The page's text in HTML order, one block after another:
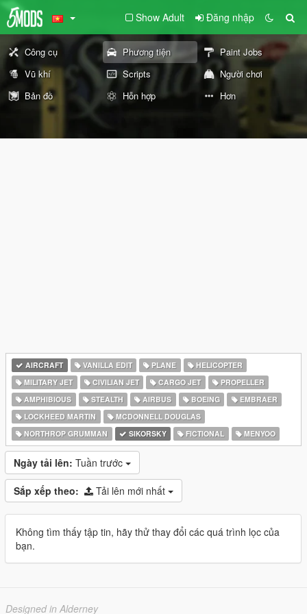
Show Adult Đăng nhập
Công cụ Phương tiện
Paint Jobs
Vũ khí
Scripts
Người chơi
Bản đồ
Hỗn hợp Hơn
AIRCRAFT VANILLA EDIT PLANE
HELICOPTER
MILITARY JET
CIVILIAN JET CARGO JET
PROPELLER
AMPHIBIOUS
STEALTH AIRBUS BOEING
EMBRAER
LOCKHEED MARTIN
MCDONNELL DOUGLAS
NORTHROP GRUMMAN
SIKORSKY FICTIONAL MENYOO
Ngày tải lên: Tuần trước
Sắp xếp theo: Tải lên mới nhất
Không tìm thấy tập tin, hãy thử thay đổi các quá trình lọc của
bạn.
Designed in Alderney